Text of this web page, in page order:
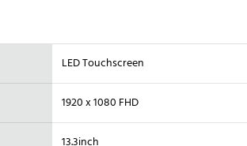
LED Touchscreen
1920 x 1080 FHD
13.3inch